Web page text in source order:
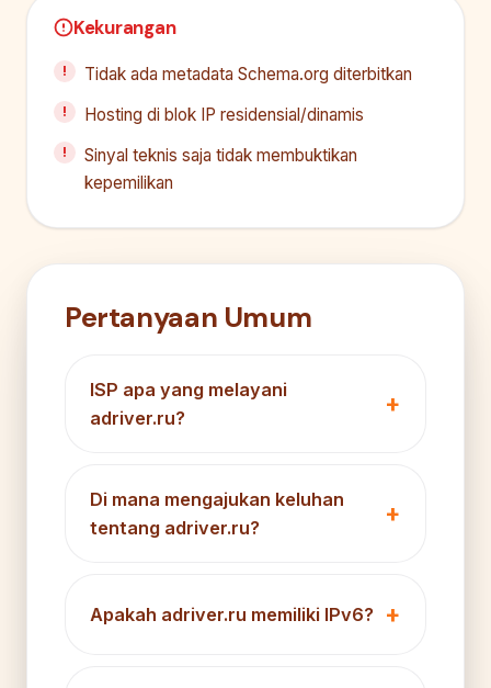
Kekurangan
Tidak ada metadata Schema.org diterbitkan
Hosting di blok IP residensial/dinamis
Sinyal teknis saja tidak membuktikan
kepemilikan
Pertanyaan Umum
ISP apa yang melayani
adriver.ru?
Di mana mengajukan keluhan
tentang adriver.ru?
Apakah adriver.ru memiliki IPv6?